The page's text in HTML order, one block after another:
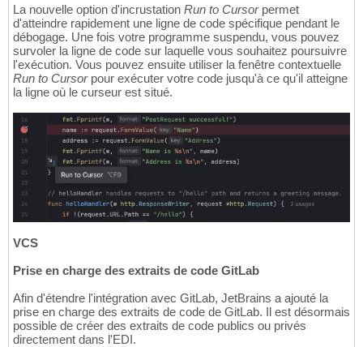
La nouvelle option d'incrustation Run to Cursorpermet
d'atteindre rapidement une ligne de code spécifique pendant le
débogage. Une fois votre programme suspendu, vous pouvez
survoler la ligne de code sur laquelle vous souhaitez poursuivre
l'exécution. Vous pouvez ensuite utiliser la fenêtre contextuelle
Run to Cursorpour exécuter votre code jusqu'à ce qu'il atteigne
la ligne où le curseur est situé.
VCS
Prise en charge des extraits de code GitLab
Afin d'étendre l'intégration avec GitLab, JetBrains a ajouté la
prise en charge des extraits de code de GitLab. Il est désormais
possible de créer des extraits de code publics ou privés
directement dans l'EDI.